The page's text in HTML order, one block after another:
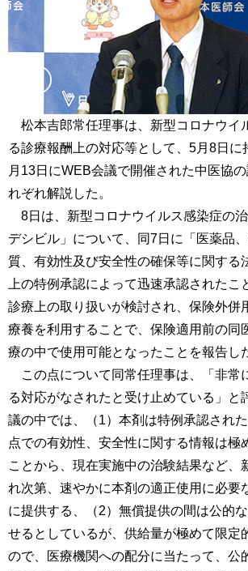
松本吉郎常任理事は、新型コロナウイ
る診療報酬上の対応等として、5月8日に
月13日にWEB会議で開催された中医協
れぞれ解説した。
8日は、新型コロナウイルス感染症の
デシビル」について、同7日に「医薬品
質、有効性及び安全性の確保等に関する
上の特例承認によって迅速承認されたこ
診療上の取り扱いが検討され、保険外併
療養を利用することで、保険適用前の同
療の中で使用可能となったことを報告し
この点について同常任理事は、「非常
る対応がなされたと受け止めている」と
議の中では、（1）本剤は特例承認され
点での有効性、安全性に関する情報は極
ことから、現在実施中の治験結果など、
れ次第、速やかに本剤の適正使用に必要
に提供する、（2）無償提供の間は公的
せるとしているが、供給量が極めて限定
ので、医療機関への配分に当たって、公